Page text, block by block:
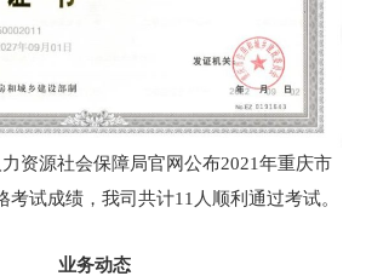
源社会保障局官网公布2021年重庆市
考试成绩，我司共计11人顺利通过考试。
业务动态